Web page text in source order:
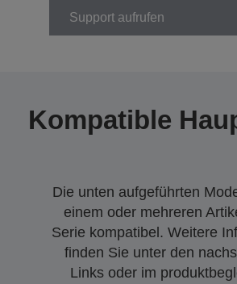
Support aufrufen
Kompatible
Die unten aufgeführten
einem oder mehreren
Serie kompatibel. Weitere
finden Sie unter den
Links oder im